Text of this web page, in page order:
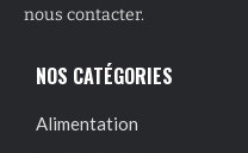
nous contacter.
NOS CATÉGORIES
Alimentation